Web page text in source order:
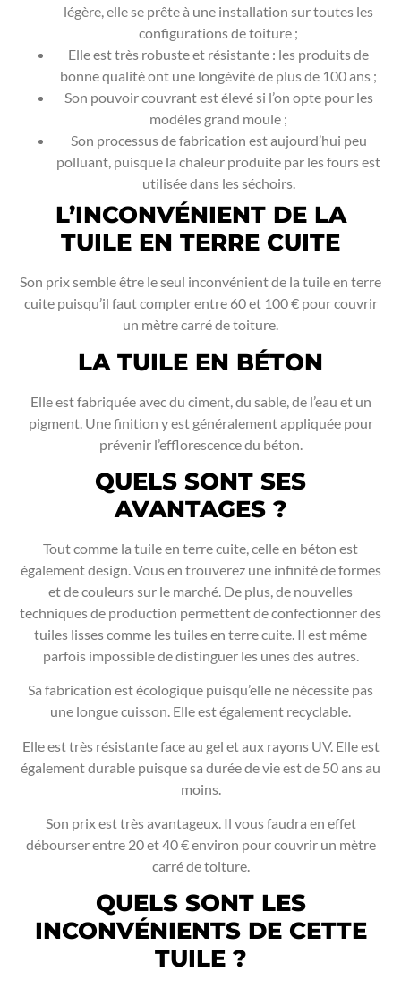
légère, elle se prête à une installation sur toutes les
configurations de toiture ;
Elle est très robuste et résistante : les produits de
bonne qualité ont une longévité de plus de 100 ans ;
Son pouvoir couvrant est élevé si l’on opte pour les
modèles grand moule ;
Son processus de fabrication est aujourd’hui peu
polluant, puisque la chaleur produite par les fours est
utilisée dans les séchoirs.
L’INCONVÉNIENT DE LA
TUILE EN TERRE CUITE
Son prix semble être le seul inconvénient de la tuile en terre
cuite puisqu’il faut compter entre 60 et 100 € pour couvrir
un mètre carré de toiture.
LA TUILE EN BÉTON
Elle est fabriquée avec du ciment, du sable, de l’eau et un
pigment. Une finition y est généralement appliquée pour
prévenir l’efflorescence du béton.
QUELS SONT SES
AVANTAGES ?
Tout comme la tuile en terre cuite, celle en béton est
également design. Vous en trouverez une infinité de formes
et de couleurs sur le marché. De plus, de nouvelles
techniques de production permettent de confectionner des
tuiles lisses comme les tuiles en terre cuite. Il est même
parfois impossible de distinguer les unes des autres.
Sa fabrication est écologique puisqu’elle ne nécessite pas
une longue cuisson. Elle est également recyclable.
Elle est très résistante face au gel et aux rayons UV. Elle est
également durable puisque sa durée de vie est de 50 ans au
moins.
Son prix est très avantageux. Il vous faudra en effet
débourser entre 20 et 40 € environ pour couvrir un mètre
carré de toiture.
QUELS SONT LES
INCONVÉNIENTS DE CETTE
TUILE ?